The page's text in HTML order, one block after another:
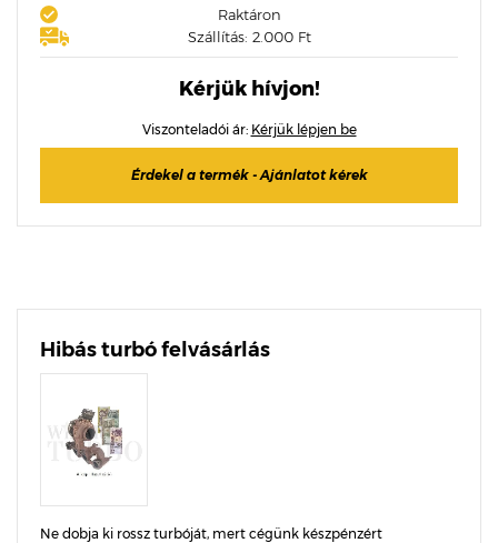
Raktáron
Szállítás: 2.000 Ft
Kérjük hívjon!
Viszonteladói ár: Kérjük lépjen be
Érdekel a termék - Ajánlatot kérek
Hibás turbó felvásárlás
Ne dobja ki rossz turbóját, mert cégünk készpénzért